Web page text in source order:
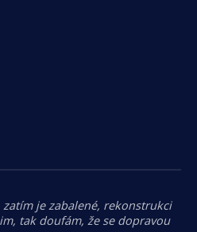
je zabalené, rekonstrukci
tak doufám, že se dopravou